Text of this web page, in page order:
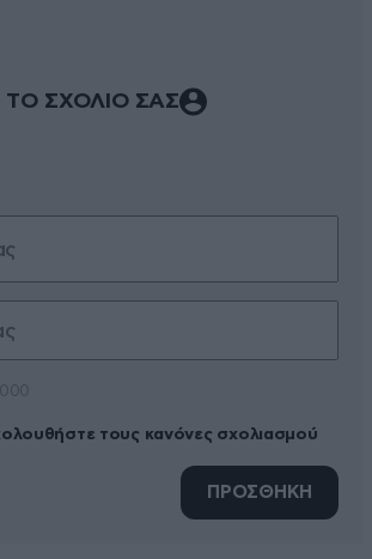
ΤΟ ΣΧΟΛΙΟ ΣΑΣ
τους κανόνες σχολιασμού
ΠΡΟΣΘΗΚΗ